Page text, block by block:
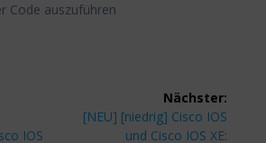
Code auszuführen
IOS
Nächster:
Nächster
Beitrag:
[NEU] [niedrig] Cisco IOS
und Cisco IOS XE: